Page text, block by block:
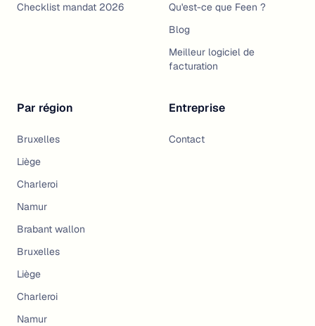
Checklist mandat 2026
Qu'est-ce que Feen ?
Blog
Meilleur logiciel de
facturation
Par région
Bruxelles
Liège
Charleroi
Namur
Brabant wallon
Bruxelles
Liège
Charleroi
Namur
Entreprise
Contact